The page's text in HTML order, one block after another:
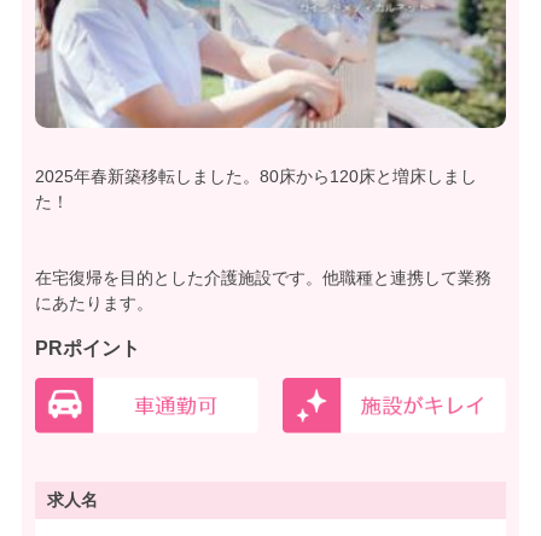
2025年春新築移転しました。80床から120床と増床しまし
た！
在宅復帰を目的とした介護施設です。他職種と連携して業務
にあたります。
PRポイント
求人名